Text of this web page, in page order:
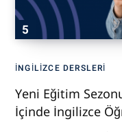
İNGILIZCE DERSLERI
Yeni Eğitim
İçinde İngilizce